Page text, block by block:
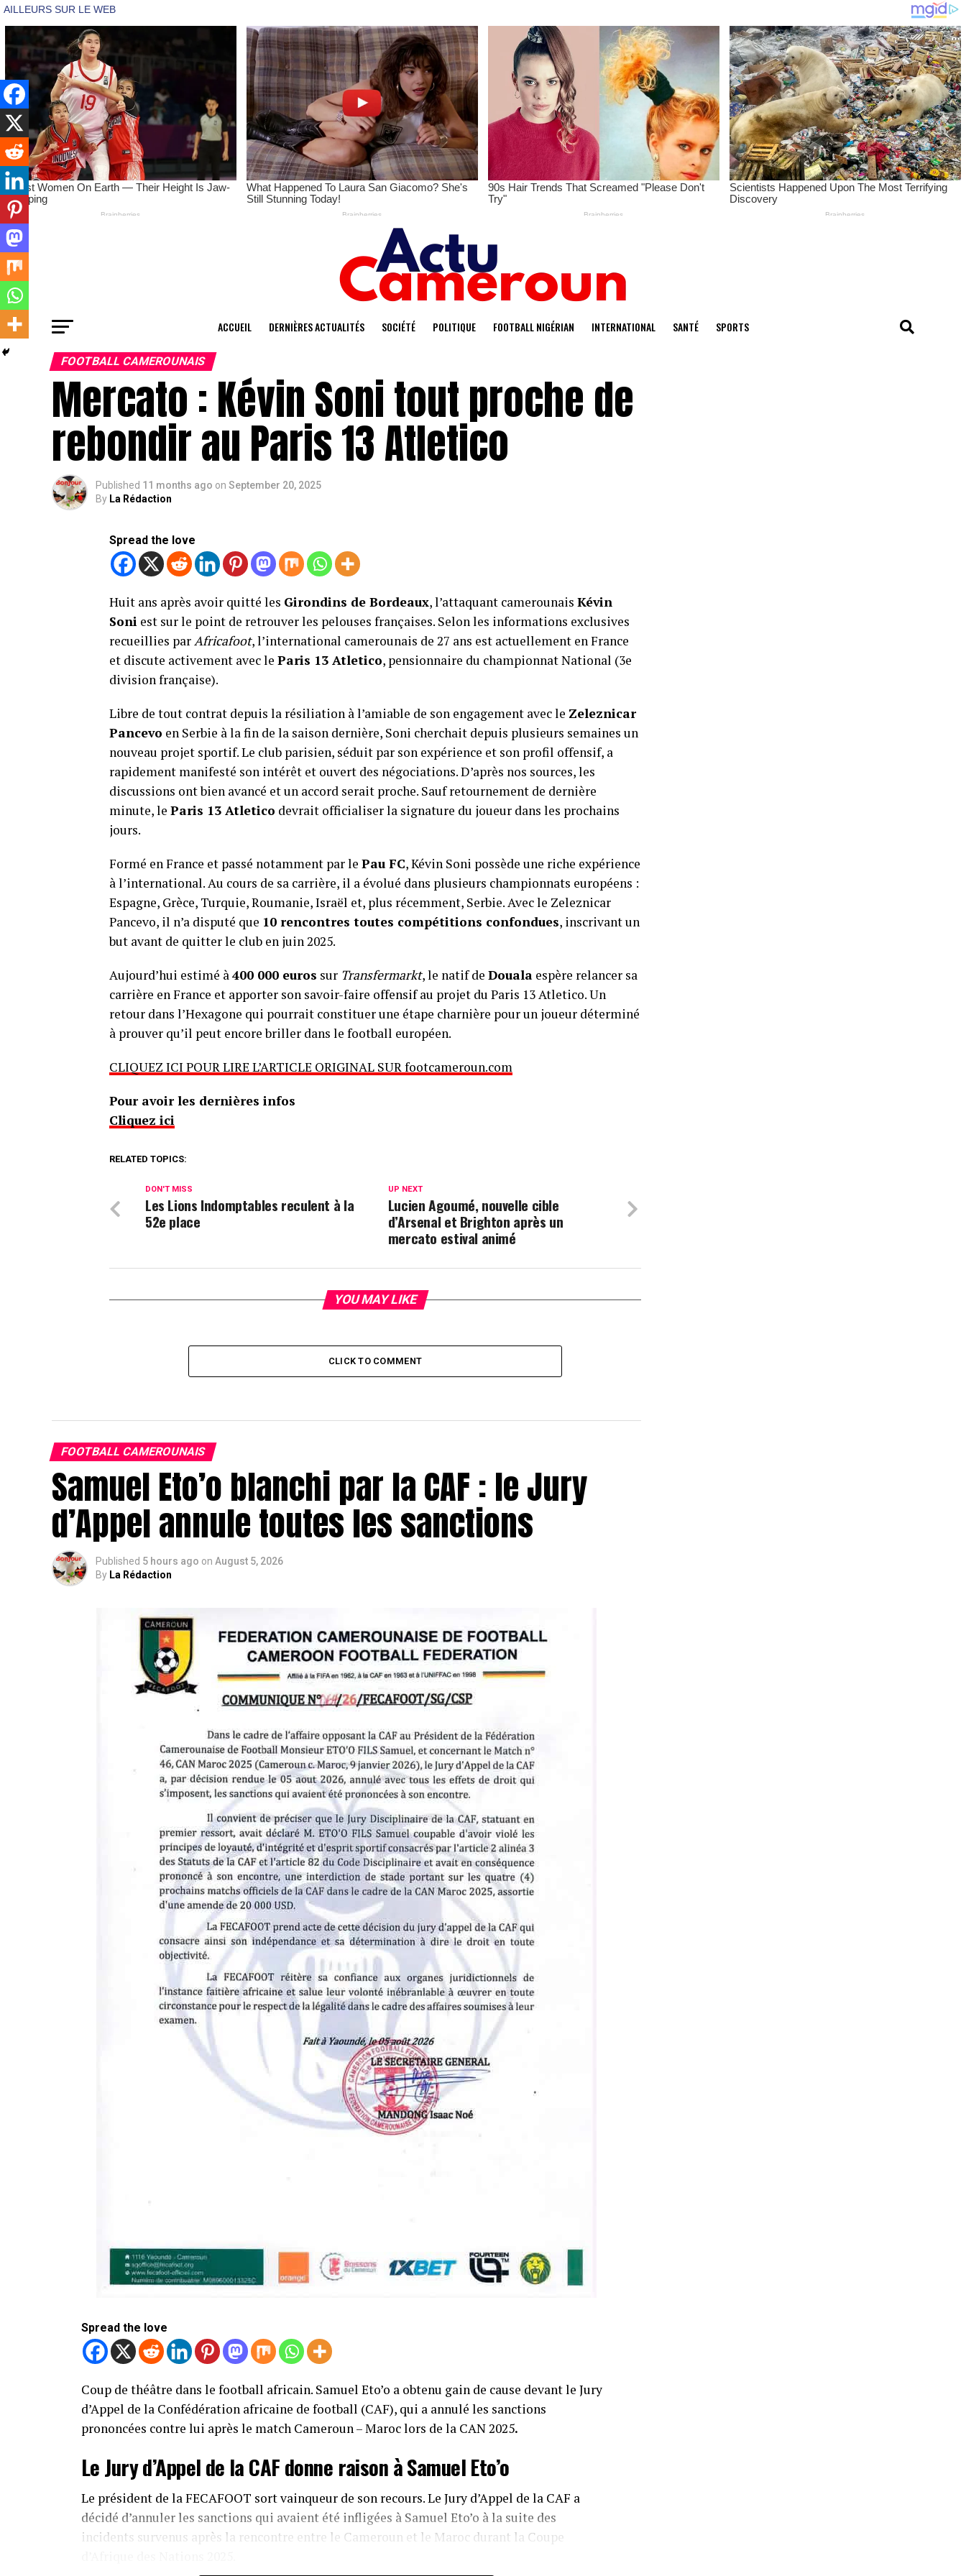
ACCUEIL DERNIÈRES ACTUALITÉS SOCIÉTÉ POLITIQUE FOOTBALL NIGÉRIAN INTERNATIONAL SANTÉ SPORTS
FOOTBALL CAMEROUNAIS
Mercato : Kévin Soni tout proche de
rebondir au Paris 13 Atletico
Published 11 months ago on September 20, 2025
By La Rédaction
Spread the love
Huit ans après avoir quitté les Girondins de Bordeaux, l’attaquant camerounais Kévin
Soni est sur le point de retrouver les pelouses françaises. Selon les informations exclusives
recueillies parAfricafoot, l’international camerounais de 27 ans est actuellement en France
et discute activement avec le Paris 13 Atletico, pensionnaire du championnat National (3e
division française).
Libre de tout contrat depuis la résiliation à l’amiable de son engagement avec le Zeleznicar
Pancevo en Serbie à la fin de la saison dernière, Soni cherchait depuis plusieurs semaines un
nouveau projet sportif. Le club parisien, séduit par son expérience et son profil offensif, a
rapidement manifesté son intérêt et ouvert des négociations. D’après nos sources, les
discussions ont bien avancé et un accord serait proche. Sauf retournement de dernière
minute, le Paris 13 Atletico devrait officialiser la signature du joueur dans les prochains
jours.
Formé en France et passé notamment par le Pau FC, Kévin Soni possède une riche expérience
à l’international. Au cours de sa carrière, il a évolué dans plusieurs championnats européens :
Espagne, Grèce, Turquie, Roumanie, Israël et, plus récemment, Serbie. Avec le Zeleznicar
Pancevo, il n’a disputé que 10 rencontres toutes compétitions confondues, inscrivant un
but avant de quitter le club en juin 2025.
Aujourd’hui estimé à400 000 euros sur Transfermarkt, le natif de Douala espère relancer sa
carrière en France et apporter son savoir-faire offensif au projet du Paris 13 Atletico. Un
retour dans l’Hexagone qui pourrait constituer une étape charnière pour un joueur déterminé
à prouver qu’il peut encore briller dans le football européen.
CLIQUEZ ICI POUR LIRE L’ARTICLE ORIGINAL SUR footcameroun.com
Pour avoir les dernières infos
Cliquez ici
RELATED TOPICS:
UP NEXT
Lucien Agoumé, nouvelle cible
d’Arsenal et Brighton après un
mercato estival animé
DON'T MISS
Les Lions Indomptables reculent à la
52e place
YOU MAY LIKE
CLICK TO COMMENT
FOOTBALL CAMEROUNAIS
Samuel Eto’o blanchi par la CAF : le Jury
d’Appel annule toutes les sanctions
Published 5 hours ago on August 5, 2026
By La Rédaction
Spread the love
Coup de théâtre dans le football africain. Samuel Eto’o a obtenu gain de cause devant le Jury
d’Appel de la Confédération africaine de football (CAF), qui a annulé les sanctions
prononcées contre lui après le match Cameroun – Maroc lors de la CAN 2025.
Le Jury d’Appel de la CAF donne raison à Samuel Eto’o
Le président de la FECAFOOT sort vainqueur de son recours. Le Jury d’Appel de la CAF a
décidé d’annuler les sanctions qui avaient été infligées à Samuel Eto’o à la suite des
incidents survenus après la rencontre entre le Cameroun et le Maroc durant la Coupe